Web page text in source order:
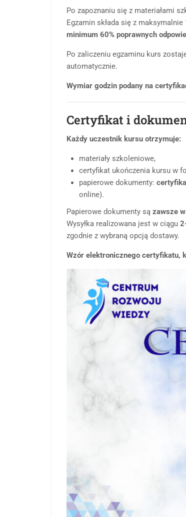
Po zapoznaniu się z materiałami
Egzamin składa się z
minimum 60% poprawnych
Po zaliczeniu egzaminu kurs
automatycznie.
Wymiar godzin podany na
Certyfikat i
Każdy uczestnik kursu otrzymuje:
materiały szkoleniowe,
certyfikat ukończenia kursu w
papierowe dokumenty:
online).
Papierowe dokumenty są zawsze
Wysyłka realizowana jest w ciągu
zgodnie z wybraną opcją dostawy.
Wzór elektronicznego certyfikatu,